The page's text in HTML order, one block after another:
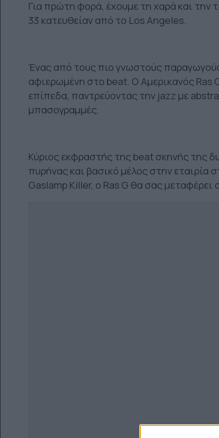
Για πρώτη φορά, έχουμε τη χαρά και την
33 κατευθείαν από το Los Angeles.
Ένας από τους πιο γνωστούς παραγωγούς
αφιερωμένη στο beat. Ο Αμερικανός Ras
επίπεδα, παντρεύοντας την jazz με
μπασογραμμές.
Κύριος εκφραστής της beat σκηνής της
πυρήνας και βασικό μέλος στην
Gaslamp Killer, o Ras G θα σας